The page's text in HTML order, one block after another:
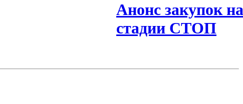
Анонс закупок на
стадии СТОП